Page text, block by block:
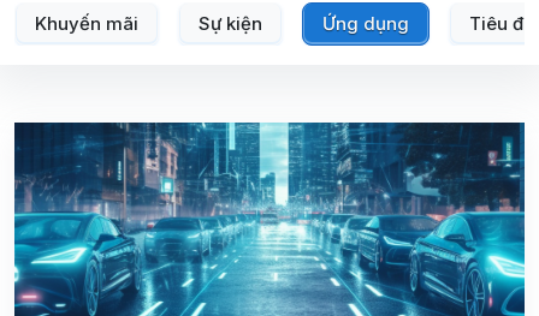
Khuyến mãi Sự kiện Ứng dụng Tiêu